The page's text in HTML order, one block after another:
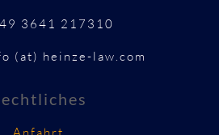
3641 217310
(at) heinze-law.com